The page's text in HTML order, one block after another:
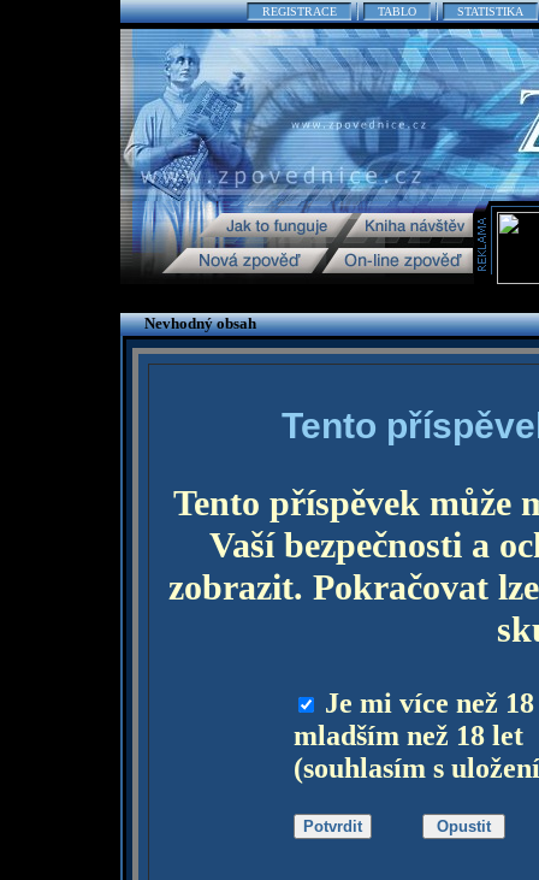
REGISTRACE TABLO STATISTIKA
Nevhodný obsah
Tento
Tento příspěvek může
Vaší bezpečnosti a
zobrazit. Pokračovat
Je mi více než
mladším než 18 let
(souhlasím s